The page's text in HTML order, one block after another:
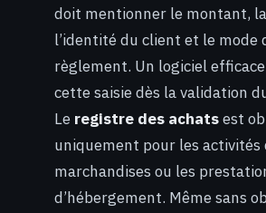
doit mentionner le montant,
l’identité du client et le mode
règlement. Un logiciel
cette saisie dès la validation
Le registre des achatsest
uniquement pour les activités
marchandises ou les
d’hébergement. Même sans